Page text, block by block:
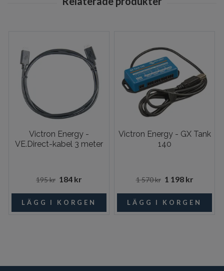
Victron Energy -
VE.Direct-kabel 3 meter
195 kr 184 kr
Victron Energy - GX Tank
140
1 570 kr 1 198 kr